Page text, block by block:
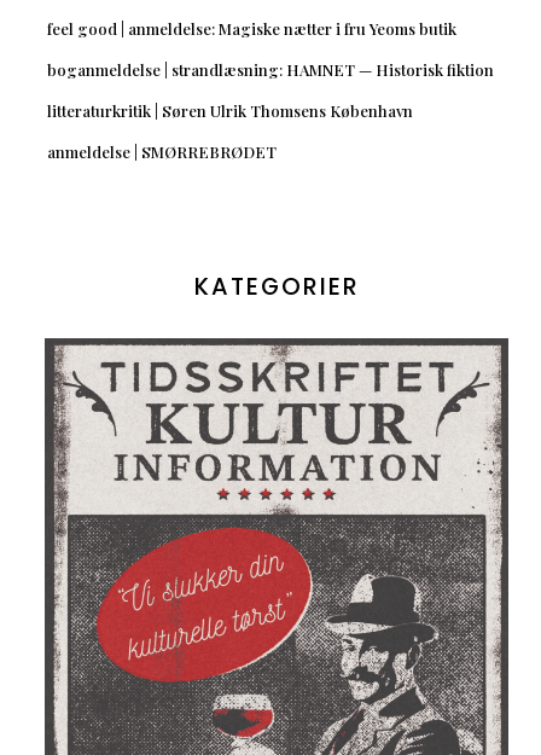
feel good | anmeldelse: Magiske nætter i fru Yeoms butik
boganmeldelse | strandlæsning: HAMNET — Historisk fiktion
litteraturkritik | Søren Ulrik Thomsens København
anmeldelse | SMØRREBRØDET
KATEGORIER